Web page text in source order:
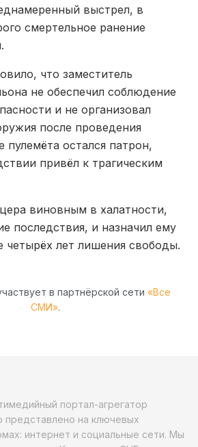
выстрел, в
смертельное ранение
что заместитель
не обеспечил соблюдение
и не организовал
после проведения
пулемёта остался патрон,
привёл к трагическим
виновным в халатности,
последствия, и назначил ему
четырёх лет лишения свободы.
в партнёрской сети «Все
СМИ».
портал-агрегатор
представлено на ключевых
интернет и социальные сети. Мы